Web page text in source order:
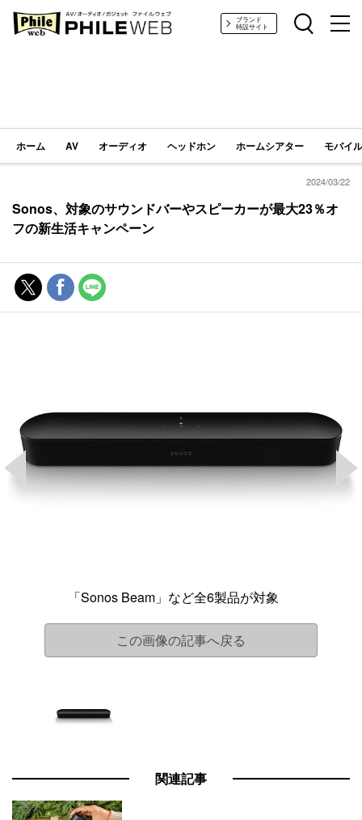
PHILE WEB｜AV/オーディオ/ガジェットブランド
特設サイト
ホーム AV オーディオ ヘッドホン ホームシアター モバイ
2024/03/22
Sonos、対象のサウンドバーやスピーカーが最大23％オ
フの新生活キャンペーン
「Sonos Beam」など全6製品が対象
この画像の記事へ戻る
関連記事